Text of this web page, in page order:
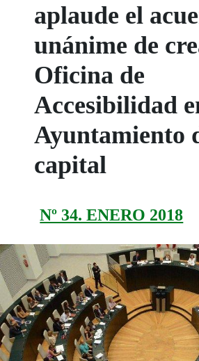
aplaude el
unánime de
Oficina de
Accesibilidad
Ayuntamiento
capital
Nº 34. ENERO 2018